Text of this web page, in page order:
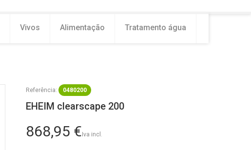
Vivos Alimentação Tratamento água
Referência: 0480200
EHEIM clearscape 200
868,95 €Iva incl.